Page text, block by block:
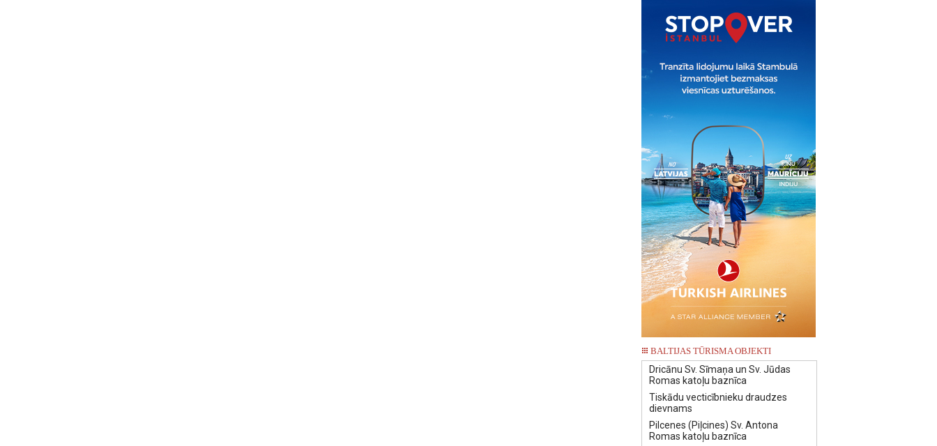
BALTIJAS TŪRISMA OBJEKTI
Dricānu Sv. Sīmaņa un Sv. Jūdas
Romas katoļu baznīca
Tiskādu vecticībnieku draudzes
dievnams
Pilcenes (Piļcines) Sv. Antona
Romas katoļu baznīca